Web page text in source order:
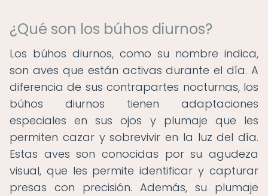
¿Qué son los búhos diurnos?
Los búhos diurnos, como su nombre indica,
son aves que están activas durante el día. A
diferencia de sus contrapartes nocturnas, los
búhos diurnos tienen adaptaciones
especiales en sus ojos y plumaje que les
permiten cazar y sobrevivir en la luz del día.
Estas aves son conocidas por su agudeza
visual, que les permite identificar y capturar
presas con precisión. Además, su plumaje